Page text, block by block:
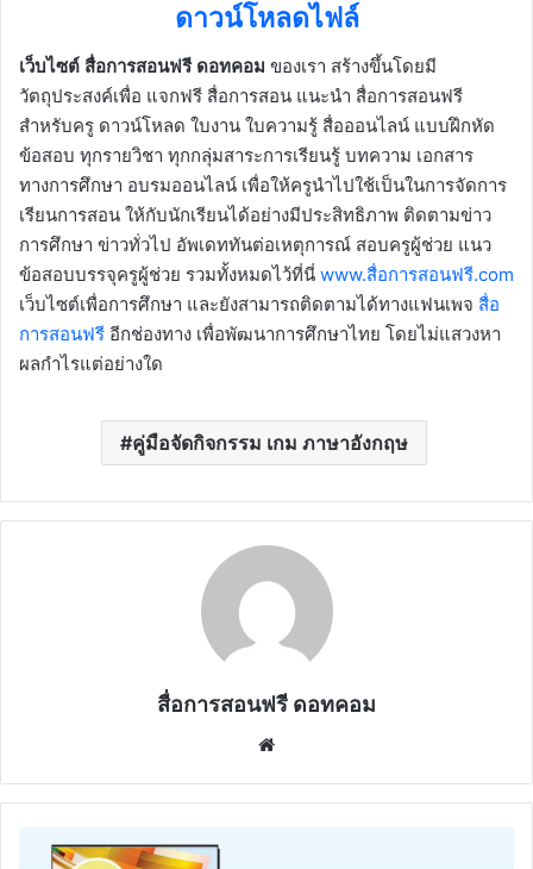
ดาวน์โหลดไฟล์
เว็บไซต์ สื่อการสอนฟรี ดอทคอม ของเรา สร้างขึ้นโดยมี
วัตถุประสงค์เพื่อ แจกฟรี สื่อการสอน แนะนำ สื่อการสอนฟรี
สำหรับครู ดาวน์โหลด ใบงาน ใบความรู้ สื่อออนไลน์ แบบฝึกหัด
ข้อสอบ ทุกรายวิชา ทุกกลุ่มสาระการเรียนรู้ บทความ เอกสาร
ทางการศึกษา อบรมออนไลน์ เพื่อให้ครูนำไปใช้เป็นในการจัดการ
เรียนการสอน ให้กับนักเรียนได้อย่างมีประสิทธิภาพ ติดตามข่าว
การศึกษา ข่าวทั่วไป อัพเดททันต่อเหตุการณ์ สอบครูผู้ช่วย แนว
ข้อสอบบรรจุครูผู้ช่วย รวมทั้งหมดไว้ที่นี่ www.สื่อการสอนฟรี.com
เว็บไซต์เพื่อการศึกษา และยังสามารถติดตามได้ทางแฟนเพจ สื่อ
การสอนฟรี อีกช่องทาง เพื่อพัฒนาการศึกษาไทย โดยไม่แสวงหา
ผลกำไรแต่อย่างใด
คู่มือจัดกิจกรรม เกม ภาษาอังกฤษ
สื่อการสอนฟรี ดอทคอม